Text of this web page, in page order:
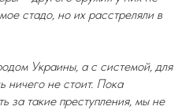
стадо, но их расстреляли в
Украины, а с системой, для
ничего не стоит. Пока
за такие преступления, мы не